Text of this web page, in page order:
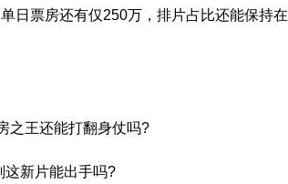
日票房还有仅250万，排片占比还能保持在
之王还能打翻身仗吗?
这新片能出手吗?